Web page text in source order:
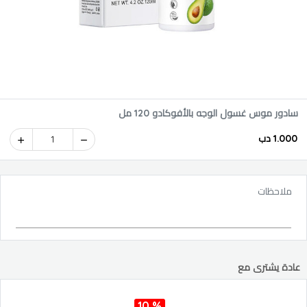
سادور موس غسول الوجه بالأفوكادو 120 مل
1.000 دب 1
ملاحظات
عادة يشترى مع